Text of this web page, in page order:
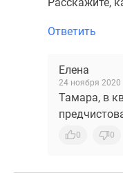
Ответить
Елена
24 ноября 2020
Тамара, в
0 0